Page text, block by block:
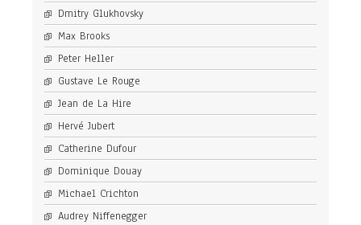
Dmitry Glukhovsky
Max Brooks
Peter Heller
Gustave Le Rouge
Jean de La Hire
Hervé Jubert
Catherine Dufour
Dominique Douay
Michael Crichton
Audrey Niffenegger